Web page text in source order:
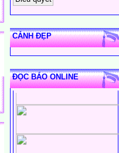
CẢNH ĐẸP
ĐỌC BÁO ONLINE